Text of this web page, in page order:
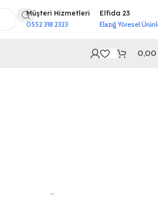
Müşteri Hizmetleri
0552 318 2323
Elfida 23
Elazığ Yöresel
0,00